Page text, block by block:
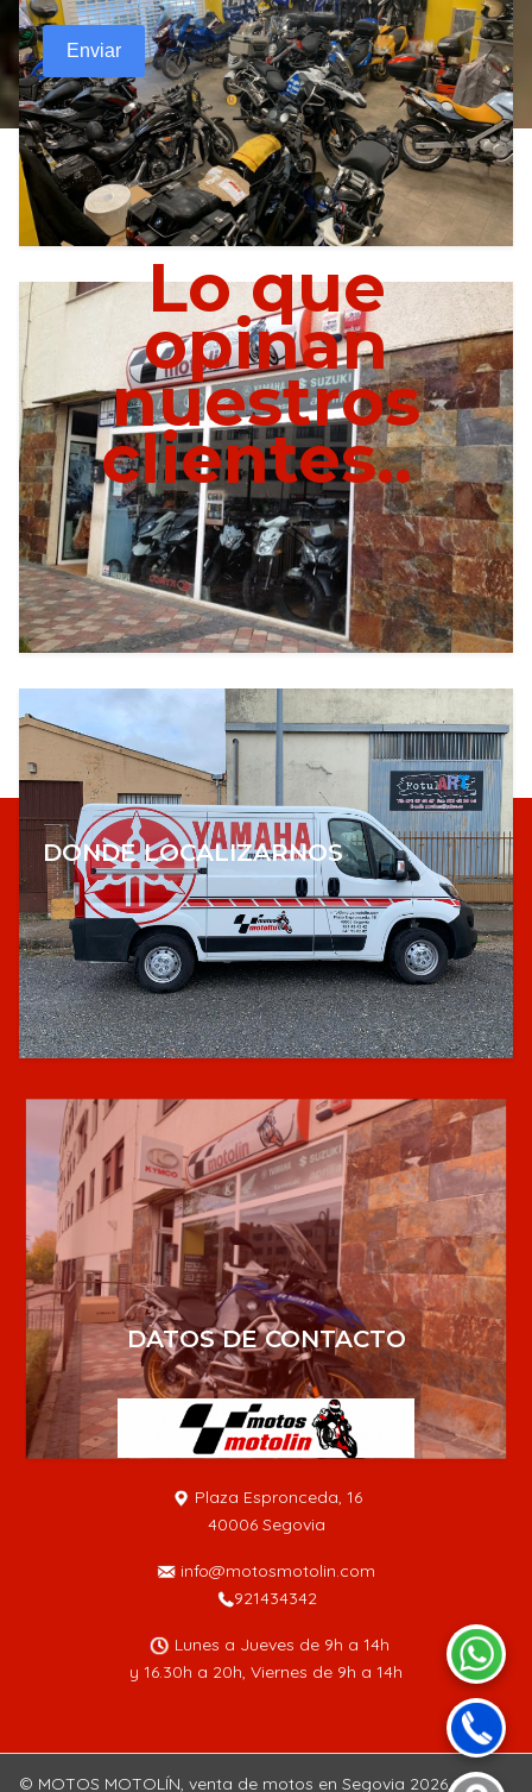
Enviar
Lo que
opinan
nuestros
clientes..
DONDE LOCALIZARNOS
DATOS DE CONTACTO
Plaza Espronceda, 16
40006 Segovia
info@motosmotolin.com
921434342
Lunes a Jueves de 9h a 14h
y 16.30h a 20h, Viernes de 9h a 14h
© MOTOS MOTOLÍN, venta de motos en Segovia 2026,-